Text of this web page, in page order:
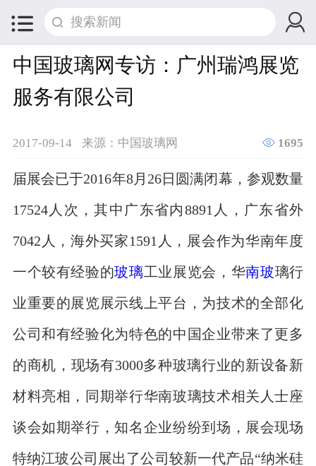
 
中国玻璃网专访：广州瑞鸿展览
服务有限公司
2017-09-14 来源：中国玻璃网  1695
届展会已于2016年8月26日圆满闭幕，参观数量
17524人次，其中广东省内8891人，广东省外
7042人，海外买家1591人，展会作为华南年度
一个较有经验的玻璃 工业展览会，华南玻璃行
业重要的展览展示线上平台，为技术的全部化
公司和有经验化为特色的中国企业带来了更多
的商机，现场有3000多种玻璃行业的新设备新
材料亮相，同期举行华南玻璃技术相关人士座
谈会如期举行，知名企业纷纷到场，展会现场
特纳江玻公司展出了公司较新一代产品“纳米硅